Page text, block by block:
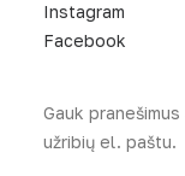
Instagram
Facebook
Gauk
užribių el. paštu.